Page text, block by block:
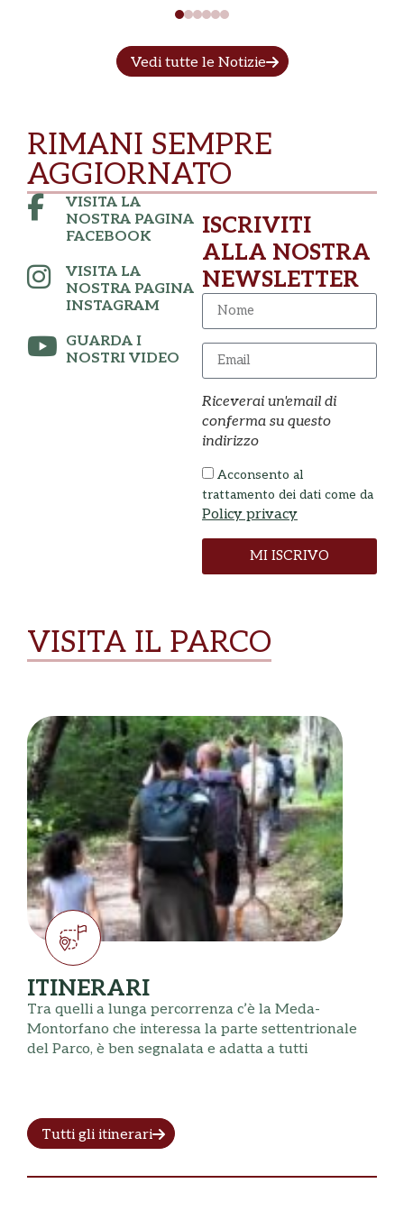
Vedi tutte le Notizie
RIMANI SEMPRE
AGGIORNATO
VISITA LA
NOSTRA PAGINA
FACEBOOK
VISITA LA
NOSTRA PAGINA
INSTAGRAM
GUARDA I
NOSTRI VIDEO
ISCRIVITI
ALLA NOSTRA
NEWSLETTER
Riceverai un'email di
conferma su questo
indirizzo
Acconsento al
trattamento dei dati come da
Policy privacy
MI ISCRIVO
VISITA IL PARCO
ITINERARI
Tra quelli a lunga percorrenza c’è la Meda-
Montorfano che interessa la parte settentrionale
del Parco, è ben segnalata e adatta a tutti
Tutti gli itinerari